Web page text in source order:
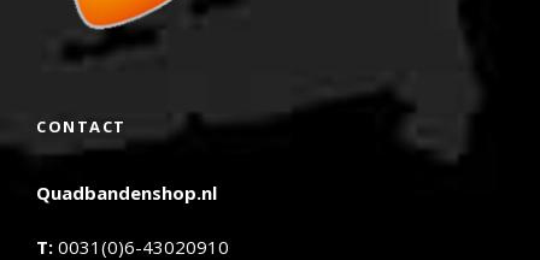
CONTACT
Quadbandenshop.nl
T: 0031(0)6-43020910